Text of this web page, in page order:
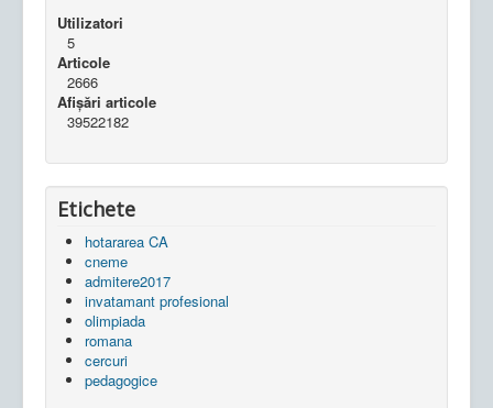
Utilizatori
5
Articole
2666
Afișări articole
39522182
Etichete
hotararea CA
cneme
admitere2017
invatamant profesional
olimpiada
romana
cercuri
pedagogice